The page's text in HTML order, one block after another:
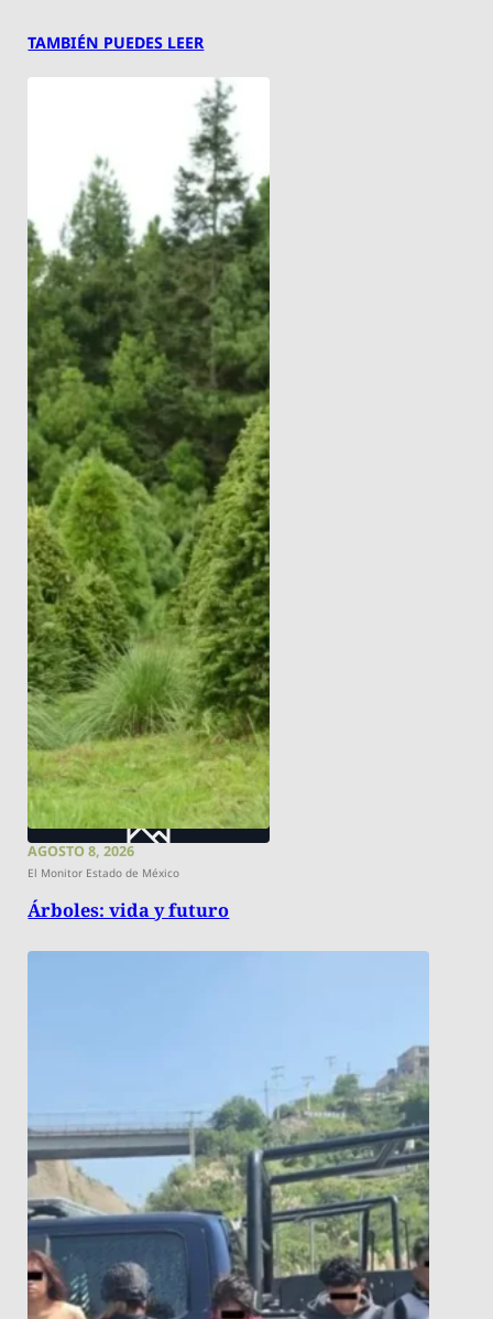
TAMBIÉN PUEDES LEER
AGOSTO 8, 2026
El Monitor Estado de México
Árboles: vida y futuro